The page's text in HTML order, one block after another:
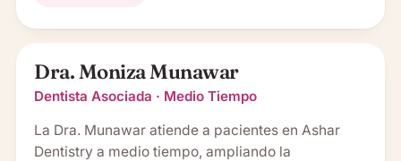
Dra. Moniza Munawar
Dentista Asociada · Medio Tiempo
La Dra. Munawar atiende a pacientes en Ashar
Dentistry a medio tiempo, ampliando la